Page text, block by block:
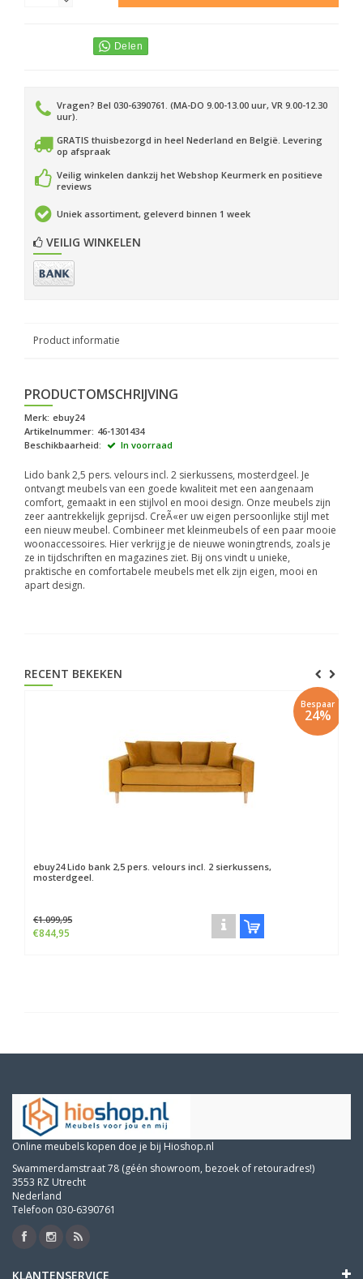
Vragen? Bel 030-6390761. (MA-DO 9.00-13.00 uur, VR 9.00-12.30
uur).
GRATIS thuisbezorgd in heel Nederland en België. Levering
op afspraak
Veilig winkelen dankzij het Webshop Keurmerk en positieve
reviews
Uniek assortiment, geleverd binnen 1 week
VEILIG WINKELEN
Product informatie
PRODUCTOMSCHRIJVING
Merk: ebuy24
Artikelnummer: 46-1301434
Beschikbaarheid:
In voorraad
Lido bank 2,5 pers. velours incl. 2 sierkussens, mosterdgeel. Je
ontvangt meubels van een goede kwaliteit met een aangenaam
comfort, gemaakt in een stijlvol en mooi design. Onze meubels zijn
zeer aantrekkelijk geprijsd. CreÃ«er uw eigen persoonlijke stijl met
een nieuw meubel. Combineer met kleinmeubels of een paar mooie
woonaccessoires. Hier verkrijg je de nieuwe woningtrends, zoals je
ze in tijdschriften en magazines ziet. Bij ons vindt u unieke,
praktische en comfortabele meubels met elk zijn eigen, mooi en
apart design.
RECENT BEKEKEN
Bespaar
24%
ebuy24Lido bank 2,5 pers. velours incl. 2 sierkussens,
mosterdgeel.
€1.099,95
€844,95
Online meubels kopen doe je bij Hioshop.nl
Swammerdamstraat 78 (géén showroom, bezoek of retouradres!)
3553 RZ Utrecht
Nederland
Telefoon 030-6390761
KLANTENSERVICE